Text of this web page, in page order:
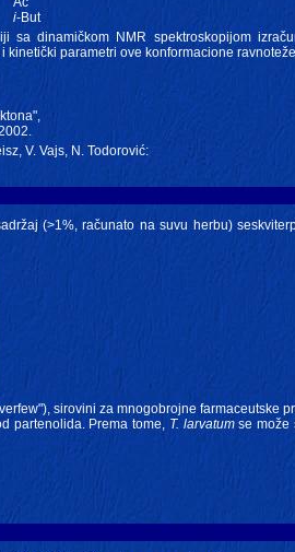
i-But
sa dinamičkom NMR spektroskopijom
parametri ove konformacione
V. Vajs, N. Todorović:
(>1%, računato na suvu herbu)
sirovini za mnogobrojne farmaceutske
partenolida. Prema tome, T. larvatumse može